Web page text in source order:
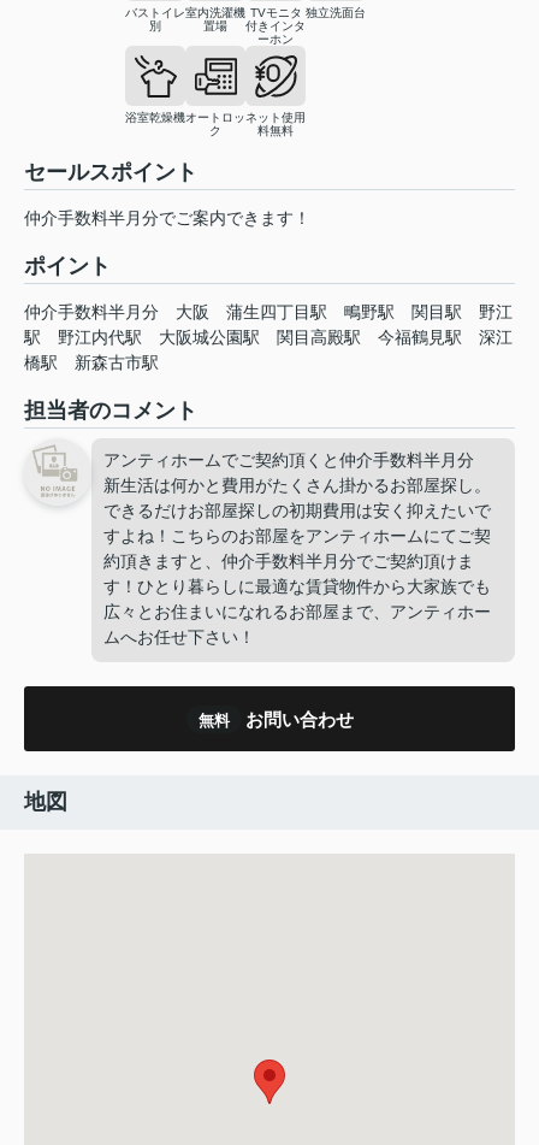
バストイレ
別
室内洗濯機
置場
TVモニタ
付きインタ
ーホン
独立洗面台
浴室乾燥機オートロッ
ク
ネット使用
料無料
セールスポイント
仲介手数料半月分でご案内できます！
ポイント
仲介手数料半月分 大阪 蒲生四丁目駅 鴫野駅 関目駅
野江
駅
野江内代駅 大阪城公園駅 関目高殿駅 今福鶴見駅
深江
橋駅
新森古市駅
担当者のコメント
アンティホームでご契約頂くと仲介手数料半月分
新生活は何かと費用がたくさん掛かるお部屋探し。
できるだけお部屋探しの初期費用は安く抑えたいで
すよね！こちらのお部屋をアンティホームにてご契
約頂きますと、仲介手数料半月分でご契約頂けま
す！ひとり暮らしに最適な賃貸物件から大家族でも
広々とお住まいになれるお部屋まで、アンティホー
ムへお任せ下さい！
無料 お問い合わせ
地図